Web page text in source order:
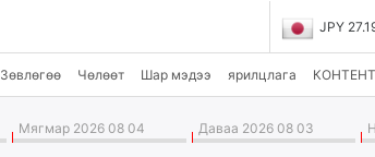
JPY
Зөвлөгөө Чөлөөт Шар мэдээ ярилцлага
Мягмар 2026 08 04 Даваа 2026 08 03